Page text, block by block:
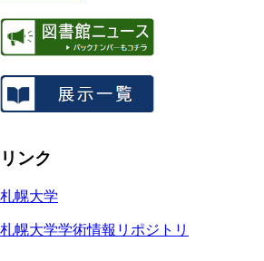
リンク
札幌大学
札幌大学学術情報リポジトリ